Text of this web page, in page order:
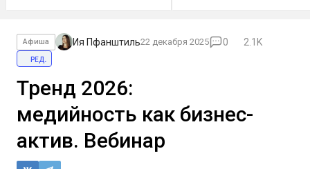
Афиша Ия Пфанштиль22 декабря 2025 0
2.1K
ред.
Тренд 2026:
медийность как бизнес-
актив. Вебинар